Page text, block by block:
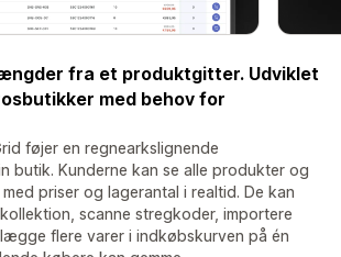
fra et produktgitter. Udviklet
med behov for
føjer en regnearkslignende
butik. Kunderne kan se alle produkter og
priser og lagerantal i realtid. De kan
scanne stregkoder, importere
flere varer i indkøbskurven på én